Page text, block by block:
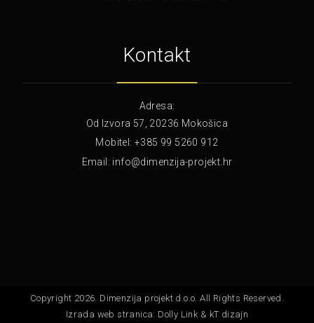
Kontakt
Adresa:
Od Izvora 57, 20236 Mokošica
Mobitel:+385 99 5260 912
Email: info@dimenzija-projekt.hr
Copyright 2026. Dimenzija projekt d.o.o. All Rights Reserved.
Izrada web stranica: Dolly Link & kT dizajn